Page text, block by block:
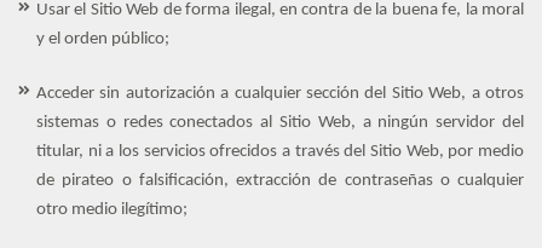
Usar el Sitio Web de forma ilegal, en contra de la buena fe, la moral
y el orden público;
Acceder sin autorización a cualquier sección del Sitio Web, a otros
sistemas o redes conectados al Sitio Web, a ningún servidor del
titular, ni a los servicios ofrecidos a través del Sitio Web, por medio
de pirateo o falsificación, extracción de contraseñas o cualquier
otro medio ilegítimo;